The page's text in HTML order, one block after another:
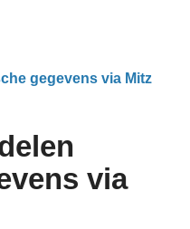
gegevens via Mitz
via